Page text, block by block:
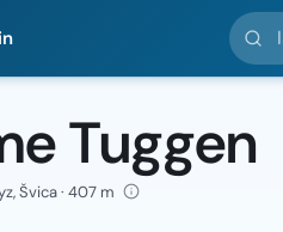
Tuggen
Švica · 407 m